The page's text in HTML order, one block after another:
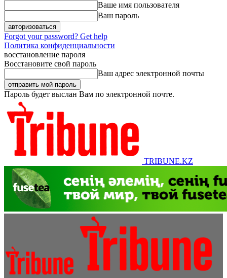
Ваше имя пользователя
Ваш пароль
Forgot your password? Get help
Политика конфиденциальности
восстановление пароля
Восстановите свой пароль
Ваш адрес электронной почты
Пароль будет выслан Вам по электронной почте.
TRIBUNE.KZ